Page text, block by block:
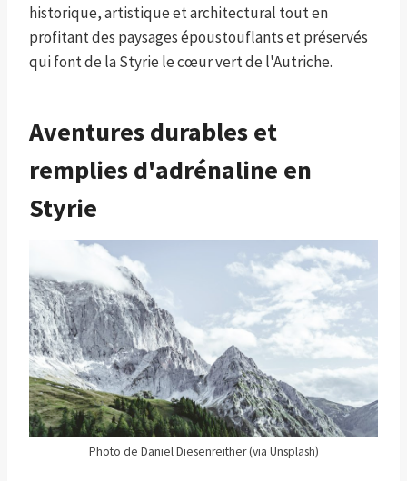
historique, artistique et architectural tout en
profitant des paysages époustouflants et préservés
qui font de la Styrie le cœur vert de l'Autriche.
Aventures durables et
remplies d'adrénaline en
Styrie
Photo de Daniel Diesenreither (via Unsplash)